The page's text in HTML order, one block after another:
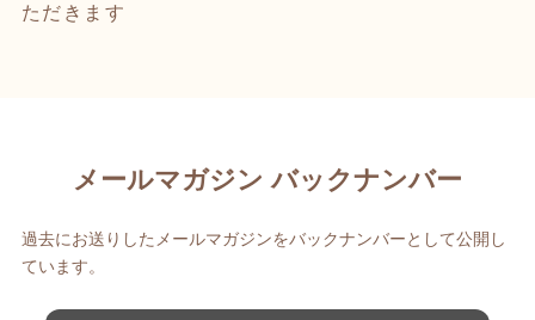
ただきます
メールマガジン バックナンバー
過去にお送りしたメールマガジンをバックナンバーとして公開し
ています。